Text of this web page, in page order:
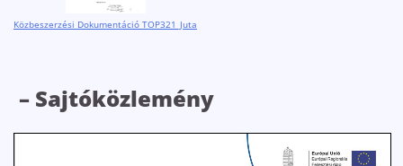
Közbeszerzési Dokumentáció TOP321_Juta
– Sajtóközlemény